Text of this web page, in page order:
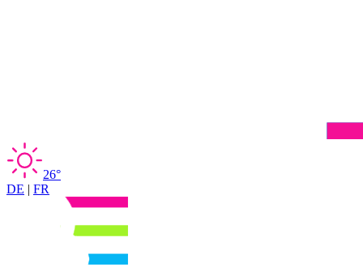
26°
DE | FR